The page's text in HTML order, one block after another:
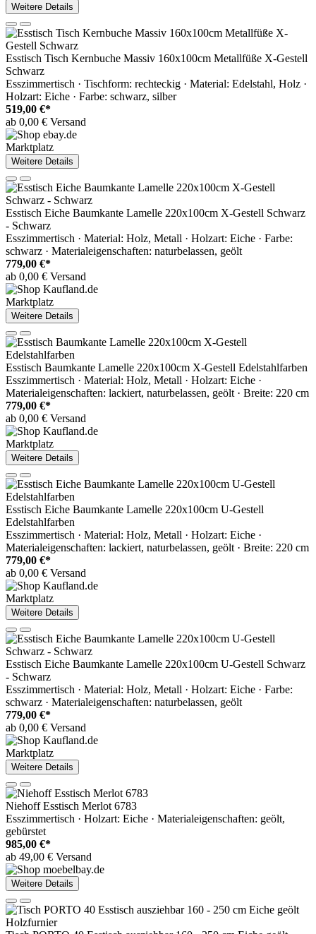
Weitere Details
Esstisch Tisch Kernbuche Massiv 160x100cm Metallfüße X-Gestell
Schwarz
Esszimmertisch · Tischform: rechteckig · Material: Edelstahl, Holz ·
Holzart: Eiche · Farbe: schwarz, silber
519,00 €*
ab 0,00 € Versand
Marktplatz
Weitere Details
Esstisch Eiche Baumkante Lamelle 220x100cm X-Gestell Schwarz
- Schwarz
Esszimmertisch · Material: Holz, Metall · Holzart: Eiche · Farbe:
schwarz · Materialeigenschaften: naturbelassen, geölt
779,00 €*
ab 0,00 € Versand
Marktplatz
Weitere Details
Esstisch Baumkante Lamelle 220x100cm X-Gestell Edelstahlfarben
Esszimmertisch · Material: Holz, Metall · Holzart: Eiche ·
Materialeigenschaften: lackiert, naturbelassen, geölt · Breite: 220 cm
779,00 €*
ab 0,00 € Versand
Marktplatz
Weitere Details
Esstisch Eiche Baumkante Lamelle 220x100cm U-Gestell
Edelstahlfarben
Esszimmertisch · Material: Holz, Metall · Holzart: Eiche ·
Materialeigenschaften: lackiert, naturbelassen, geölt · Breite: 220 cm
779,00 €*
ab 0,00 € Versand
Marktplatz
Weitere Details
Esstisch Eiche Baumkante Lamelle 220x100cm U-Gestell Schwarz
- Schwarz
Esszimmertisch · Material: Holz, Metall · Holzart: Eiche · Farbe:
schwarz · Materialeigenschaften: naturbelassen, geölt
779,00 €*
ab 0,00 € Versand
Marktplatz
Weitere Details
Niehoff Esstisch Merlot 6783
Esszimmertisch · Holzart: Eiche · Materialeigenschaften: geölt,
gebürstet
985,00 €*
ab 49,00 € Versand
Weitere Details